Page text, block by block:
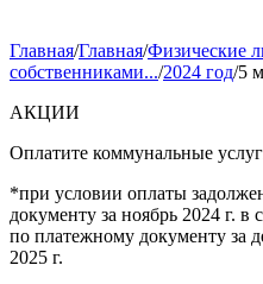
Главная/Главная/Физические
собственниками.../2024 год/5
АКЦИИ
Оплатите коммунальные
*при условии оплаты
документу за ноябрь 2024 г. в
по платежному документу за
2025 г.